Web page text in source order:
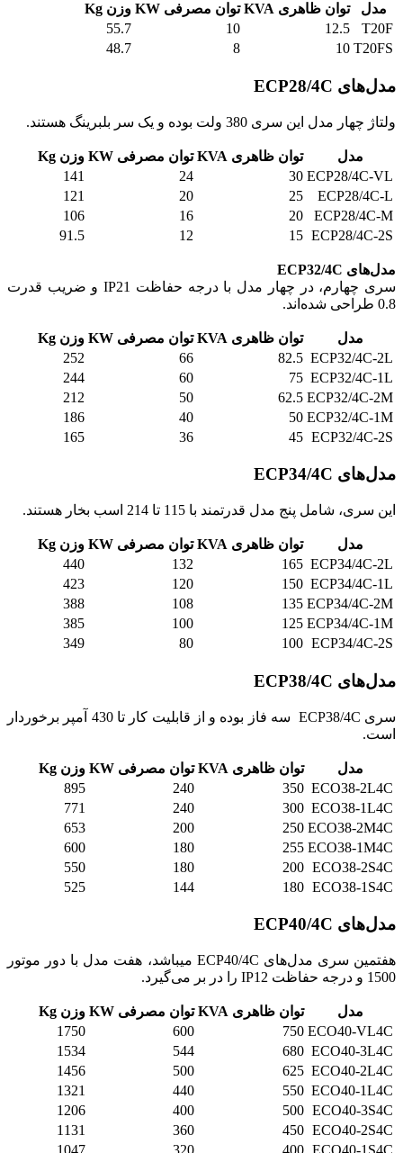
مدل توان ظاهری KVA توان مصرفی KW
وزن Kg
T20F
12.5
10
55.7
T20FS
10
8
48.7
مدل‌های ECP28/4C
ولتاژ چهار مدل این سری 380 ولت بوده و یک سر بلبرینگ هستند.
مدل توان ظاهری KVA توان مصرفی KW
وزن Kg
ECP28/4C-VL
30
24
141
ECP28/4C-L
25
20
121
ECP28/4C-M
20
16
106
ECP28/4C-2S
15
12
91.5
مدل‌های ECP32/4C
سری چهارم، در چهار مدل با درجه حفاظت IP21 و ضریب قدرت
0.8 طراحی شده‌اند.
مدل توان ظاهری KVA توان مصرفی KW
وزن Kg
ECP32/4C-2L
82.5
66
252
ECP32/4C-1L
75
60
244
ECP32/4C-2M
62.5
50
212
ECP32/4C-1M
50
40
186
ECP32/4C-2S
45
36
165
مدل‌های ECP34/4C
این سری، شامل پنج مدل قدرتمند با 115 تا 214 اسب بخار هستند.
مدل توان ظاهری KVA توان مصرفی KW
وزن Kg
ECP34/4C-2L
165
132
440
ECP34/4C-1L
150
120
423
ECP34/4C-2M
135
108
388
ECP34/4C-1M
125
100
385
ECP34/4C-2S
100
80
349
مدل‌های ECP38/4C
سری ECP38/4C سه فاز بوده و از قابلیت کار تا 430 آمپر برخوردار
است.
مدل توان ظاهری KVA توان مصرفی KW
وزن Kg
ECO38-2L4C
350
240
895
ECO38-1L4C
300
240
771
ECO38-2M4C
250
200
653
ECO38-1M4C
255
180
600
ECO38-2S4C
200
180
550
ECO38-1S4C
180
144
525
مدل‌های ECP40/4C
هفتمین سری مدل‌های ECP40/4C میباشد، هفت مدل با دور موتور
1500 و درجه حفاظت IP12 را در بر می‌گیرد.
مدل توان ظاهری KVA توان مصرفی KW
وزن Kg
ECO40-VL4C
750
600
1750
ECO40-3L4C
680
544
1534
ECO40-2L4C
625
500
1456
ECO40-1L4C
550
440
1321
ECO40-3S4C
500
400
1206
ECO40-2S4C
450
360
1131
ECO40-1S4C
400
320
1047